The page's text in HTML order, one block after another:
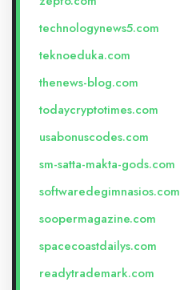
technologynews5.com
teknoeduka.com
thenews-blog.com
todaycryptotimes.com
usabonuscodes.com
sm-satta-makta-gods.com
softwaredegimnasios.com
soopermagazine.com
spacecoastdailys.com
readytrademark.com